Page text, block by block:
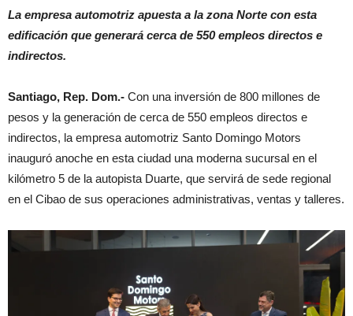
La empresa automotriz apuesta a la zona Norte con esta
edificación que generará cerca de 550 empleos directos e
indirectos.
Santiago, Rep. Dom.- Con una inversión de 800 millones de
pesos y la generación de cerca de 550 empleos directos e
indirectos, la empresa automotriz Santo Domingo Motors
inauguró anoche en esta ciudad una moderna sucursal en el
kilómetro 5 de la autopista Duarte, que servirá de sede regional
en el Cibao de sus operaciones administrativas, ventas y talleres.